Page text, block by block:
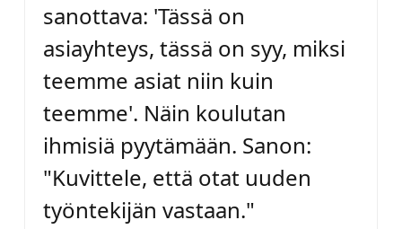
sanottava: 'Tässä on
asiayhteys, tässä on syy, miksi
teemme asiat niin kuin
teemme'. Näin koulutan
ihmisiä pyytämään. Sanon:
"Kuvittele, että otat uuden
työntekijän vastaan."